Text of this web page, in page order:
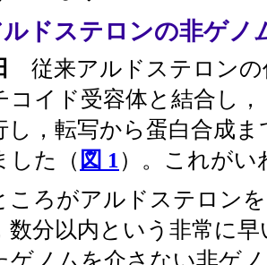
ドステロンの非ゲノ
従来アルドステロン
コイド受容体と結合し
し，転写から蛋白合成
した（ 図 1 ）。これが
ろがアルドステロンを
数分以内という非常に
ゲノムを介さない非ゲ